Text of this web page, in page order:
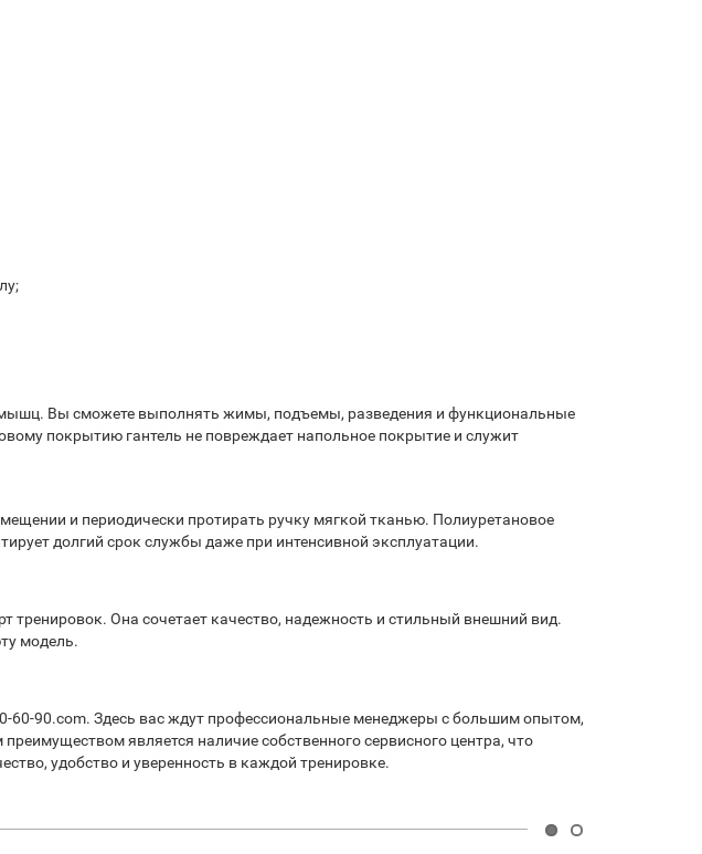
Вы сможете выполнять жимы, подъемы, разведения и функциональные
покрытию гантель не повреждает напольное покрытие и служит
и периодически протирать ручку мягкой тканью. Полиуретановое
долгий срок службы даже при интенсивной эксплуатации.
тренировок. Она сочетает качество, надежность и стильный внешний вид.
модель.
60-90.com. Здесь вас ждут профессиональные менеджеры с большим опытом,
является наличие собственного сервисного центра, что
удобство и уверенность в каждой тренировке.